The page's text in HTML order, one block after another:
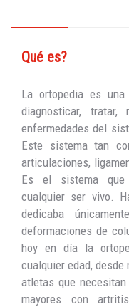
Qué es?
La ortopedia es
diagnosticar,
enfermedades del
Este sistema tan
articulaciones,
Es el sistema que
cualquier ser vivo.
dedicaba
deformaciones de
hoy en día la
cualquier edad,
atletas que
mayores con